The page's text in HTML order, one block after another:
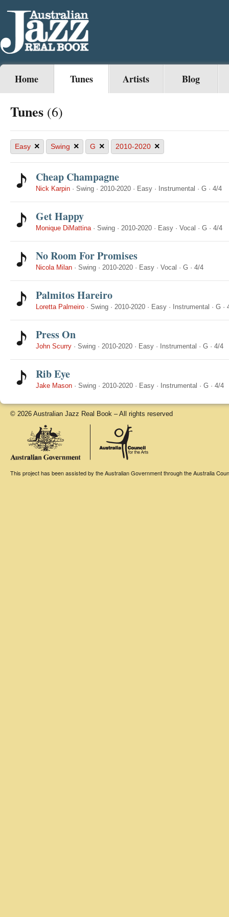
Home Tunes Artists Blog
Tunes (6)
Easy × Swing × G × 2010-2020 ×
Cheap Champagne
Nick Karpin · Swing · 2010-2020 · Easy · Instrumental · G · 4/4
Get Happy
Monique DiMattina· Swing · 2010-2020 · Easy · Vocal · G · 4/4
No Room For Promises
Nicola Milan · Swing · 2010-2020 · Easy · Vocal · G · 4/4
Palmitos Hareiro
Loretta Palmeiro · Swing · 2010-2020 · Easy · Instrumental · G ·
Press On
John Scurry · Swing · 2010-2020 · Easy · Instrumental · G · 4/4
Rib Eye
Jake Mason · Swing · 2010-2020 · Easy · Instrumental · G · 4/4
© 2026 Australian Jazz Real Book – All rights reserved
This project has been assisted by the Australian Government through the Australia